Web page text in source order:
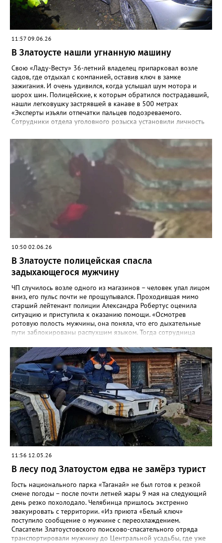
11:57 09.06.26
В Златоусте нашли угнанную машину
Свою «Ладу-Весту» 36-летний владелец припарковал возле
садов, где отдыхал с компанией, оставив ключ в замке
зажигания. И очень удивился, когда услышал шум мотора и
шорох шин. Полицейские, к которым обратился пострадавший,
нашли легковушку застрявшей в канаве в 500 метрах
«Эксперты изъяли отпечатки пальцев подозреваемого.
Сотрудники отдела уголовного розыска установили личность
рождения. Ранее он состоял на учёте в инспекции по делам
несовершеннолетних за акты вандализма. По горячим следам
подозреваемый был задержан», - рассказали в златоустовском
ОМВД. Молодой человек стал фигурантом уголовного дела по
статье об угоне, а правоохранители призвали автомобилистов
не оставлять машины надолго без внимания, тем более – с
открытыми дверьми и ключами в замке.
10:50 02.06.26
В Златоусте полицейская спасла
задыхающегося мужчину
ЧП случилось возле одного из магазинов – человек упал лицом
вниз, его пульс почти не прощупывался. Проходившая мимо
старший лейтенант полиции Александра Робертус оценила
ситуацию и приступила к оказанию помощи. «Осмотрев
ротовую полость мужчины, она поняла, что его дыхательные
пути заблокированы распухшим языком. Тогда сотрудница
аккуратно вставила её в рот и зафиксировала язык. Воздух
снова пошел в лёгкие – человек задышал. Полицейский
удерживала его в таком положении до приезда скорой», -
рассказали в златоустовском ОМВД. Пострадавшего доставили
в больницу с ушибами. Руководство ГУ МВД и
Законодательное собрание области решают вопрос о
награждении Александры Робертус.
11:56 12.05.26
В лесу под Златоустом едва не замёрз турист
Гость национального парка «Таганай» не был готов к резкой
смене погоды – после почти летней жары 9 мая на следующий
день резко похолодало. Челябинца пришлось экстренно
эвакуировать с территории. «Из приюта «Белый ключ»
поступило сообщение о мужчине с переохлаждением.
Спасатели Златоустовского поисково-спасательного отряда
транспортировали мужчину до Центральной усадьбы, где уже